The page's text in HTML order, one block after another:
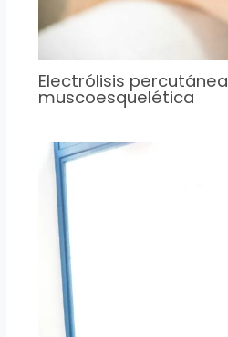
Electrólisis percutánea
muscoesquelética